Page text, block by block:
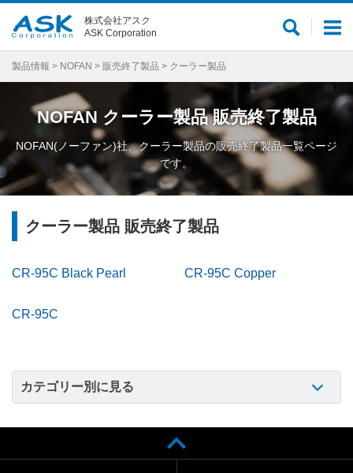
メ
ー
サ
内
検
索
株式会社アスク
ASK Corporation
製品情報 > NOFAN > 販売終了製品 > クーラー製品
NOFAN クーラー製品 販売終了製品
NOFAN(ノーファン)社、クーラー製品の販売終了製品一覧ページ
です。
クーラー製品 販売終了製品
CR-95C Black Pearl CR-95C Copper
CR-95C
カテゴリー別に見る